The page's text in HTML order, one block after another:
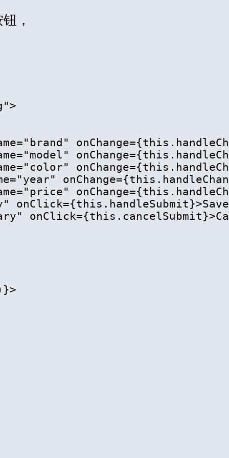
，
">
=" brand " onChange=
="model " onChange=
=" color" onChange=
="year" onChange=
=" price" onChange=
" onClick={this.handleSubmit}>Save
" onClick={this.cancelSubmit}>